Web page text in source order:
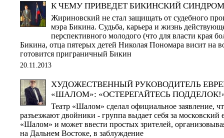
К ЧЕМУ ПРИВЕДЕТ БИКИНСКИЙ
Жириновский не стал защищать от судебного
мэра Бикина. Судьба, карьера и жизнь
перспективного молодого (что для власти края
Бикина, отца пятерых детей Николая Пономара висит на
готовится приграничный Бикин
20.11.2013
ХУДОЖЕСТВЕННЫЙ РУКОВОДИТЕЛЬ
«ШАЛОМ»: «ОСТЕРЕГАЙТЕСЬ
Театр «Шалом» сделал официальное заявление,
разъезжают двойники - группа выдает себя за московский
«Шалом» и может ввести простых зрителей,
на Дальнем Востоке, в заблуждение